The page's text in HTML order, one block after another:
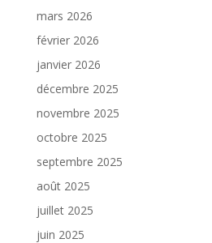
mars 2026
février 2026
janvier 2026
décembre 2025
novembre 2025
octobre 2025
septembre 2025
août 2025
juillet 2025
juin 2025